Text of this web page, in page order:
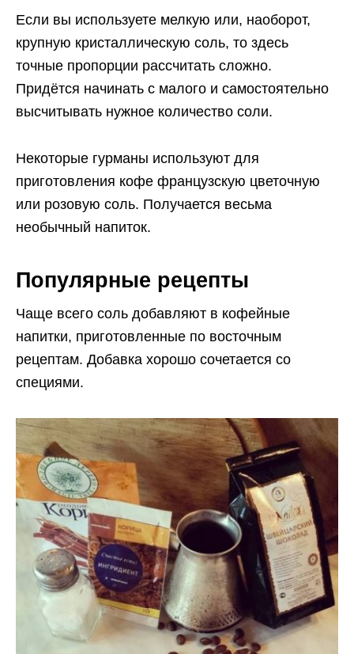
Если вы используете мелкую или, наоборот,
крупную кристаллическую соль, то здесь
точные пропорции рассчитать сложно.
Придётся начинать с малого и самостоятельно
высчитывать нужное количество соли.
Некоторые гурманы используют для
приготовления кофе французскую цветочную
или розовую соль. Получается весьма
необычный напиток.
Популярные рецепты
Чаще всего соль добавляют в кофейные
напитки, приготовленные по восточным
рецептам. Добавка хорошо сочетается со
специями.